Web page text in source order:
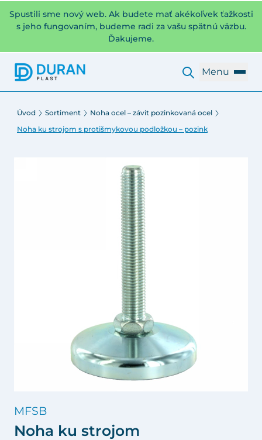
Spustili sme nový web. Ak budete mať akékoľvek ťažkosti
s jeho fungovaním, budeme radi za vašu spätnú väzbu.
Ďakujeme.
Menu
Úvod Sortiment
Noha ocel – závit pozinkovaná ocel
Noha ku strojom s protišmykovou podložkou – pozink
MFSB
Noha ku strojom